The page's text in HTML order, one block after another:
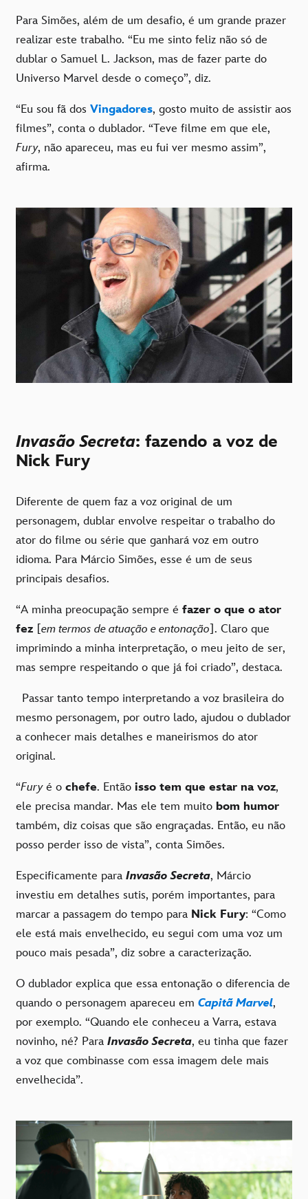
Para Simões, além de um desafio, é um grande prazer
realizar este trabalho. “Eu me sinto feliz não só de
dublar o Samuel L. Jackson, mas de fazer parte do
Universo Marvel desde o começo”, diz.
“Eu sou fã dos Vingadores, gosto muito de assistir aos
filmes”, conta o dublador. “Teve filme em que ele,
Fury, não apareceu, mas eu fui ver mesmo assim”,
afirma.
Invasão Secreta: fazendo a voz de
Nick Fury
Diferente de quem faz a voz original de um
personagem, dublar envolve respeitar o trabalho do
ator do filme ou série que ganhará voz em outro
idioma. Para Márcio Simões, esse é um de seus
principais desafios.
“A minha preocupação sempre é fazer o que o ator
fez [em termos de atuação e entonação]. Claro que
imprimindo a minha interpretação, o meu jeito de ser,
mas sempre respeitando o que já foi criado”, destaca.
Passar tanto tempo interpretando a voz brasileira do
mesmo personagem, por outro lado, ajudou o dublador
a conhecer mais detalhes e maneirismos do ator
original.
“Furyé o chefe. Então isso tem que estar na voz,
ele precisa mandar. Mas ele tem muito bom humor
também, diz coisas que são engraçadas. Então, eu não
posso perder isso de vista”, conta Simões.
Especificamente para Invasão Secreta, Márcio
investiu em detalhes sutis, porém importantes, para
marcar a passagem do tempo para Nick Fury: “Como
ele está mais envelhecido, eu segui com uma voz um
pouco mais pesada”, diz sobre a caracterização.
O dublador explica que essa entonação o diferencia de
quando o personagem apareceu em Capitã Marvel,
por exemplo. “Quando ele conheceu a Varra, estava
novinho, né? Para Invasão Secreta, eu tinha que fazer
a voz que combinasse com essa imagem dele mais
envelhecida”.